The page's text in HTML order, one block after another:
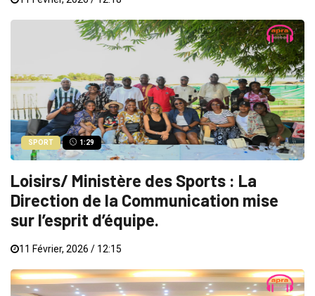
SPORT 1:29
Loisirs/ Ministère des Sports : La
Direction de la Communication mise
sur l’esprit d’équipe.
11 Février, 2026 / 12:15